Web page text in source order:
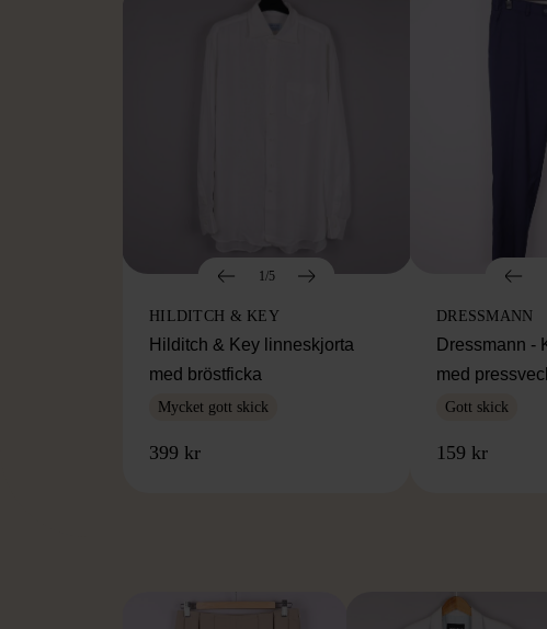
1/5
HILDITCH & KEY
Hilditch & Key linneskjorta
med bröstficka
Mycket gott skick
399 kr
DRESSMANN
Dressmann -
med
Gott skick
159 kr